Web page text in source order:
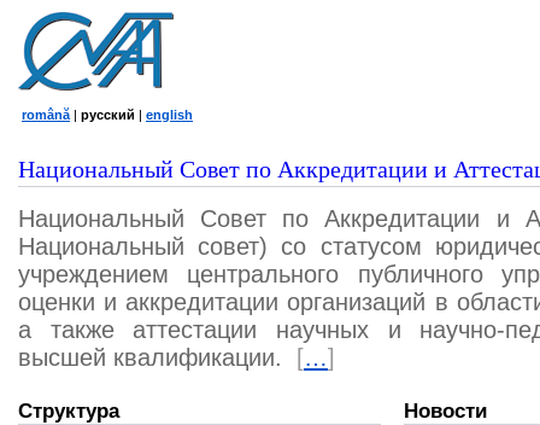
română | русский | english
Национальный Совет по Аккредитации и
Национальный Совет по Аккредитации и
Национальный совет) со статусом
учреждением центрального публичного
оценки и аккредитации организаций в
а также аттестации научных и научно-
высшей квалификации.
[…]
Структура Новости